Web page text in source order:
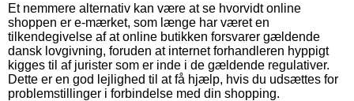
Et nemmere alternativ kan være at se hvorvidt online
shoppen er e-mærket, som længe har været en
tilkendegivelse af at online butikken forsvarer gældende
dansk lovgivning, foruden at internet forhandleren hyppigt
kigges til af jurister som er inde i de gældende regulativer.
Dette er en god lejlighed til at få hjælp, hvis du udsættes for
problemstillinger i forbindelse med din shopping.